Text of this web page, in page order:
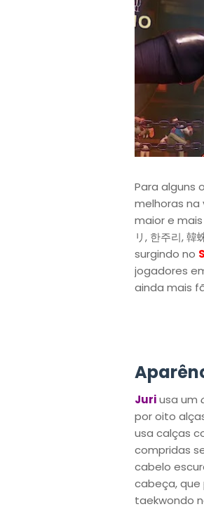
Para alguns
melhoras
maior e
リ, 한주리,
surgindo no
jogadores
ainda mais
Juriusa um
por oito
usa calças
compridas
cabelo
cabeça, que
taekwondo